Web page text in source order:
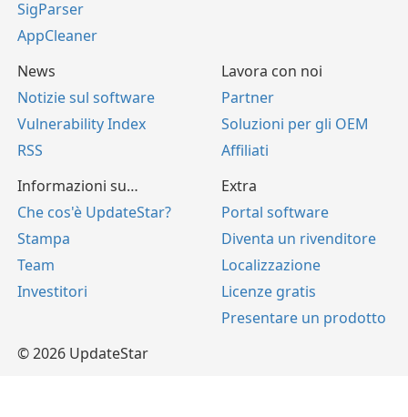
SigParser
AppCleaner
News
Notizie sul software
Vulnerability Index
RSS
Lavora con noi
Partner
Soluzioni per gli OEM
Affiliati
Informazioni su…
Che cos'è UpdateStar?
Stampa
Team
Investitori
Extra
Portal software
Diventa un rivenditore
Localizzazione
Licenze gratis
Presentare un prodotto
© 2026 UpdateStar